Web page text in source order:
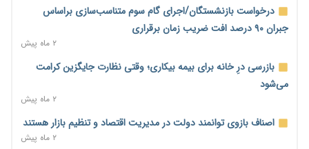
رئیس سازمان امور مالیاتی: بلاگرهای پردرآمد مشمول پرداخت
مالیات هستند
۱ روز پیش
پیش‌بینی افزایش تولید برنج؛ نیاز وارداتی کشور به ۵۰۰ هزار تن
کاهش می‌یابد
۱ روز پیش
امضای تفاهم‌نامه تجاری ایران و پاکستان؛ هدف‌گذاری تجارت ۱۰
درخواست بازنشستگان/اجرای گام سوم متناسب‌سازی براساس
جبران ۹۰ درصد افت ضریب زمان برقراری
۲ ماه پیش
بازرسی درِ خانه برای بیمه بیکاری؛ وقتی نظارت جایگزین کرامت
می‌شود
۲ ماه پیش
اصناف بازوی توانمند دولت در مدیریت اقتصاد و تنظیم بازار هستند
۲ ماه پیش